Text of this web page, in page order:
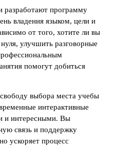
разработают программу
владения языком, цели и
от того, хотите ли вы
улучшить разговорные
помогут добиться
выбора места учебы
интерактивные
и интересными. Вы
связь и поддержку
ускоряет процесс